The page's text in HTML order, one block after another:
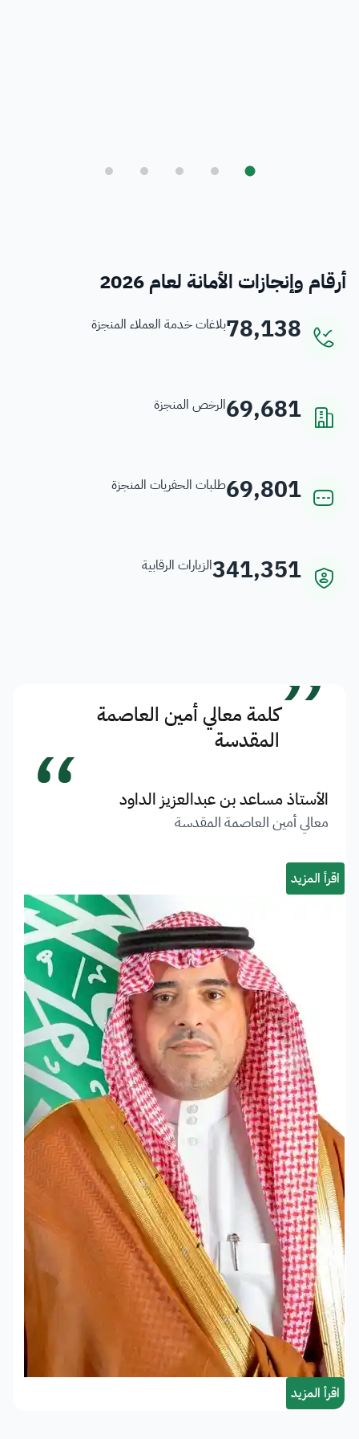
أرقام وإنجازات الأمانة لعام 2026
78,138بلاغات خدمة العملاء المنجزة
69,681الرخص المنجزة
69,801طلبات الحفريات المنجزة
341,351الزيارات الرقابية
”كلمة معالي أمين العاصمة
المقدسة
الأستاذ مساعد بن عبدالعزيز الداود
معالي أمين العاصمة المقدسة “